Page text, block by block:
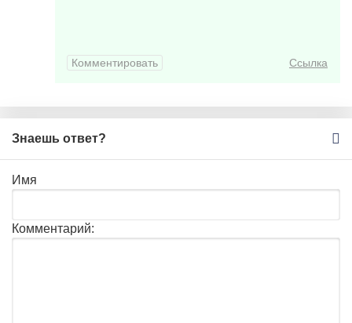
Комментировать Ссылка
Знаешь ответ?
Имя
Комментарий: